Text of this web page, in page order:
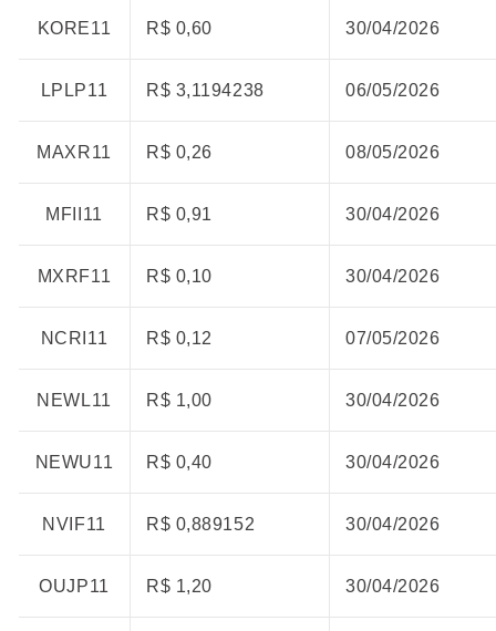
KORE11 R$ 0,60 30/04/2026
LPLP11 R$ 3,1194238 06/05/2026
MAXR11 R$ 0,26 08/05/2026
MFII11 R$ 0,91 30/04/2026
MXRF11 R$ 0,10 30/04/2026
NCRI11 R$ 0,12 07/05/2026
NEWL11 R$ 1,00 30/04/2026
NEWU11 R$ 0,40 30/04/2026
NVIF11 R$ 0,889152 30/04/2026
OUJP11 R$ 1,20 30/04/2026